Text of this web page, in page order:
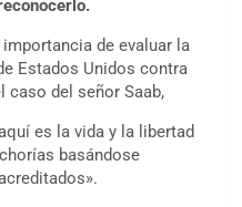
de evaluar la
Estados Unidos contra
caso del señor Saab,
es la vida y la libertad
basándose